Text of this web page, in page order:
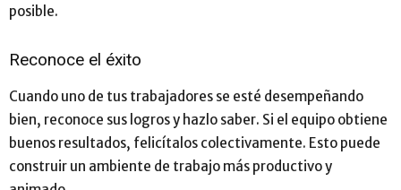
posible.
Reconoce el éxito
Cuando uno de tus trabajadores se esté desempeñando
bien, reconoce sus logros y hazlo saber. Si el equipo obtiene
buenos resultados, felicítalos colectivamente. Esto puede
construir un ambiente de trabajo más productivo y